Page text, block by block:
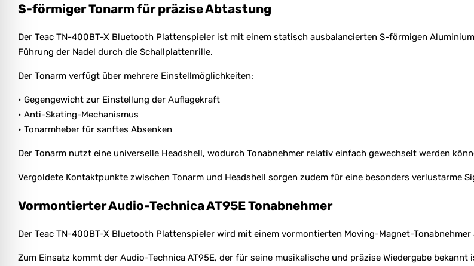
S-förmiger Tonarm für präzise Abtastung
Der Teac TN-400BT-X Bluetooth Plattenspieler ist mit einem statisch ausbalancierten S-förmigen
Führung der Nadel durch die Schallplattenrille.
Der Tonarm verfügt über mehrere Einstellmöglichkeiten:
• Gegengewicht zur Einstellung der Auflagekraft
• Anti-Skating-Mechanismus
• Tonarmheber für sanftes Absenken
Der Tonarm nutzt eine universelle Headshell, wodurch Tonabnehmer relativ einfach gewechselt werden
Vergoldete Kontaktpunkte zwischen Tonarm und Headshell sorgen zudem für eine besonders verlustarme
Vormontierter Audio-Technica AT95E Tonabnehmer
Der Teac TN-400BT-X Bluetooth Plattenspieler wird mit einem vormontierten Moving-Magnet-Tonabnehmer
Zum Einsatz kommt der Audio-Technica AT95E, der für seine musikalische und präzise Wiedergabe